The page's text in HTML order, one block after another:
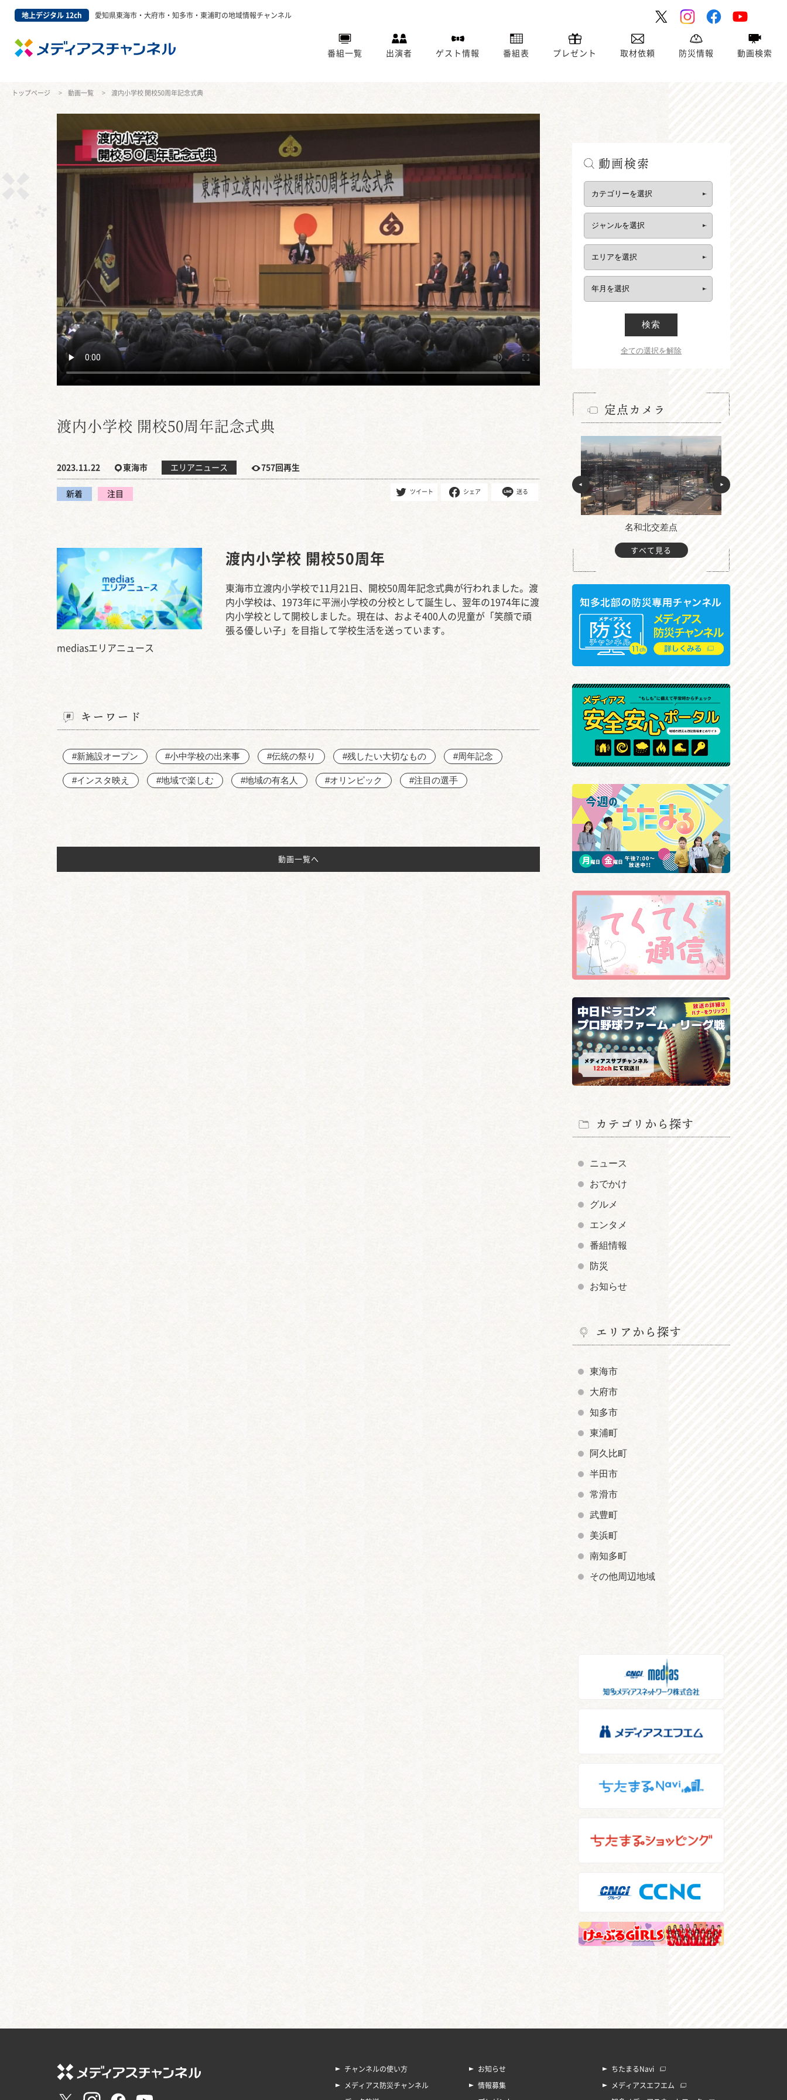
地上デジタル 12ch 愛知県東海市・大府市・知多市・東浦町の地域情報チャンネル
番組一覧 出演者 ゲスト情報 番組表 プレゼント 取材依頼 防災情報 動画検索
トップページ 動画一覧 渡内小学校 開校50周年記念式典
渡内小学校 開校50周年記念式典
2023.11.22 東海市 エリアニュース 757回再生
新着 注目 ツイート シェア 送る
mediasエリアニュース
渡内小学校 開校50周年
東海市立渡内小学校で11月21日、開校50周年記念式典が行われました。渡
内小学校は、1973年に平洲小学校の分校として誕生し、翌年の1974年に渡
内小学校として開校しました。現在は、およそ400人の児童が「笑顔で頑
張る優しい子」を目指して学校生活を送っています。
キーワード
#新施設オープン #小中学校の出来事 #伝統の祭り #残したい大切なもの #周年記念
#インスタ映え #地域で楽しむ #地域の有名人 #オリンピック #注目の選手
動画一覧へ
動画検索
検索
全ての選択を解除
定点カメラ
名和北交差点
すべて見る
カテゴリから探す
ニュース
おでかけ
グルメ
エンタメ
番組情報
防災
お知らせ
エリアから探す
東海市
大府市
知多市
東浦町
阿久比町
半田市
常滑市
武豊町
美浜町
南知多町
その他周辺地域
チャンネルの使い方
メディアス防災チャンネル
お知らせ
情報募集
ちたまるNavi
メディアスエフエム